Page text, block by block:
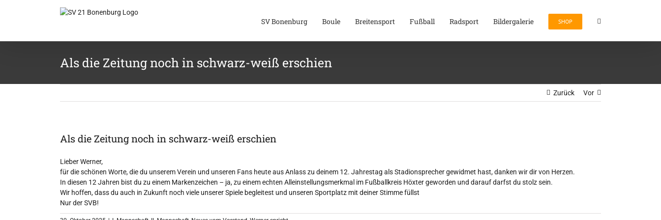
SV Bonenburg Boule Breitensport Fußball Radsport Bildergalerie SHOP
Als die Zeitung noch in schwarz-weiß erschien
Zurück Vor
Als die Zeitung noch in schwarz-weiß erschien
Lieber Werner,
für die schönen Worte, die du unserem Verein und unseren Fans heute aus Anlass zu deinem 12. Jahrestag als Stadionsprecher gewidmet hast, danken wir dir von Herzen.
In diesen 12 Jahren bist du zu einem Markenzeichen – ja, zu einem echten Alleinstellungsmerkmal im Fußballkreis Höxter geworden und darauf darfst du stolz sein.
Wir hoffen, dass du auch in Zukunft noch viele unserer Spiele begleitest und unseren Sportplatz mit deiner Stimme füllst
Nur der SVB!